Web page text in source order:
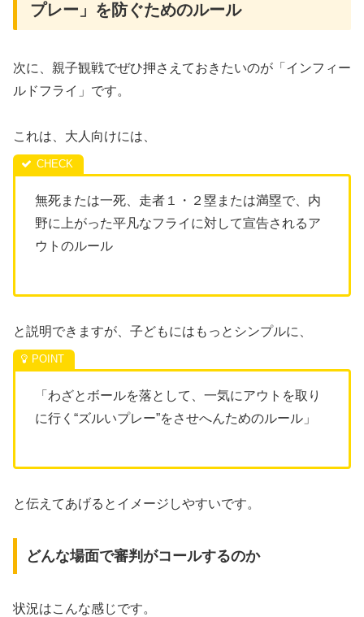
プレー」を防ぐためのルール
次に、親子観戦でぜひ押さえておきたいのが「インフィー
ルドフライ」です。
これは、大人向けには、
無死または一死、走者１・２塁または満塁で、内
野に上がった平凡なフライに対して宣告されるア
ウトのルール
と説明できますが、子どもにはもっとシンプルに、
「わざとボールを落として、一気にアウトを取り
に行く“ズルいプレー”をさせへんためのルール」
と伝えてあげるとイメージしやすいです。
どんな場面で審判がコールするのか
状況はこんな感じです。